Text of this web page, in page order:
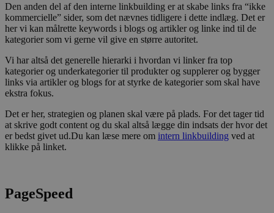
Den anden del af den interne linkbuilding er at skabe links fra “ikke
kommercielle” sider, som det nævnes tidligere i dette indlæg. Det er
her vi kan målrette keywords i blogs og artikler og linke ind til de
kategorier som vi gerne vil give en større autoritet.
Vi har altså det generelle hierarki i hvordan vi linker fra top
kategorier og underkategorier til produkter og supplerer og bygger
links via artikler og blogs for at styrke de kategorier som skal have
ekstra fokus.
Det er her, strategien og planen skal være på plads. For det tager tid
at skrive godt content og du skal altså lægge din indsats der hvor det
er bedst givet ud.Du kan læse mere om intern linkbuilding ved at
klikke på linket.
PageSpeed